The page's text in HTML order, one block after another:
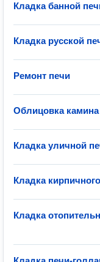
Кладка банной
Кладка русской
Ремонт печи
Облицовка камина
Кладка уличной
Кладка
Кладка